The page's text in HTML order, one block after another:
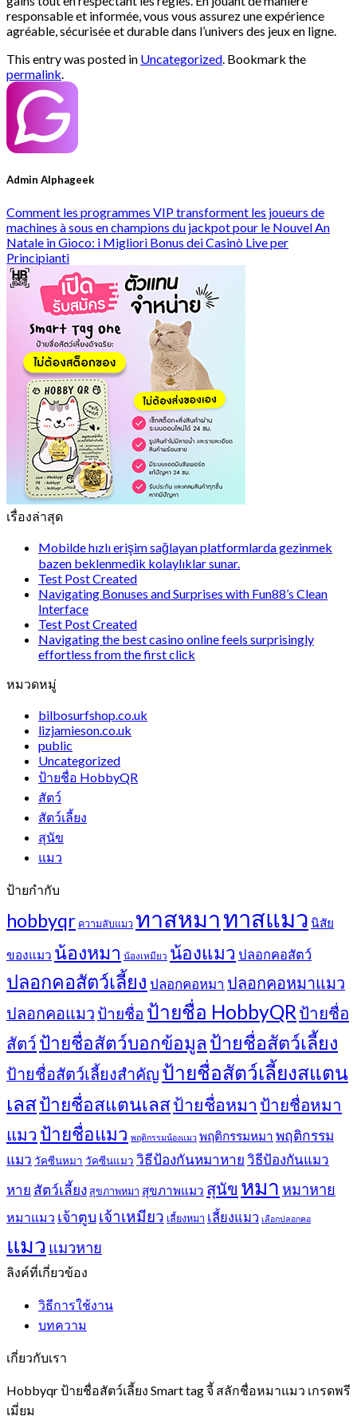
responsable et informée, vous vous assurez une expérience
agréable, sécurisée et durable dans l’univers des jeux en ligne.
This entry was posted in Uncategorized. Bookmark the
permalink.
Admin Alphageek
Comment les programmes VIP transforment les joueurs de
machines à sous en champions du jackpot pour le Nouvel An
Natale in Gioco: i Migliori Bonus dei Casinò Live per
Principianti
เรื่องล่าสุด
Mobilde hızlı erişim sağlayan platformlarda gezinmek
bazen beklenmedik kolaylıklar sunar.
Test Post Created
Navigating Bonuses and Surprises with Fun88’s Clean
Interface
Test Post Created
Navigating the best casino online feels surprisingly
effortless from the first click
หมวดหมู่
bilbosurfshop.co.uk
lizjamieson.co.uk
public
Uncategorized
ป้ายชื่อ HobbyQR
สัตว์
สัตว์เลี้ยง
สุนัข
แมว
ป้ายกำกับ
hobbyqr ความลับแมว ทาสหมาทาสแมว นิสัย
ของแมว น้องหมา น้องเหมียว น้องแมว ปลอกคอสัตว์
ปลอกคอสัตว์เลี้ยง ปลอกคอหมา ปลอกคอหมาแมว
ปลอกคอแมว ป้ายชื่อ ป้ายชื่อ HobbyQR ป้ายชื่อ
สัตว์ ป้ายชื่อสัตว์บอกข้อมูล ป้ายชื่อสัตว์เลี้ยง
ป้ายชื่อสัตว์เลี้ยงสำคัญ ป้ายชื่อสัตว์เลี้ยงสแตน
เลสป้ายชื่อสแตนเลสป้ายชื่อหมา ป้ายชื่อหมา
แมว ป้ายชื่อแมว พฤติกรรมน้องแมว พฤติกรรมหมา พฤติกรรม
แมว วัคซีนหมา วัคซีนแมว วิธีป้องกันหมาหายวิธีป้องกันแมว
หาย สัตว์เลี้ยง สุขภาพหมา สุขภาพแมว สุนัข หมา หมาหาย
หมาแมว เจ้าตูบ เจ้าเหมียว เลี้ยงหมา เลี้ยงแมว เลือกปลอกคอ
แมว แมวหาย
ลิงค์ที่เกี่ยวข้อง
วิธีการใช้งาน
บทความ
เกี่ยวกับเรา
Hobbyqr ป้ายชื่อสัตว์เลี้ยง Smart tag จี้ สลักชื่อหมาแมว เกรดพรี
เมี่ยม